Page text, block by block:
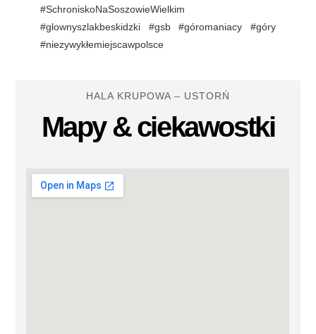
#SchroniskoNaSoszowieWielkim
#glownyszlakbeskidzki
#gsb #góromaniacy
#góry
#niezywykłemiejscawpolsce
HALA KRUPOWA – USTORŃ
Mapy & ciekawostki